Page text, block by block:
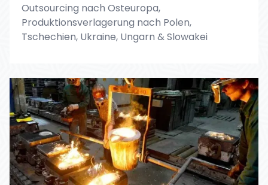
Outsourcing nach Osteuropa,
Produktionsverlagerung nach Polen,
Tschechien, Ukraine, Ungarn & Slowakei